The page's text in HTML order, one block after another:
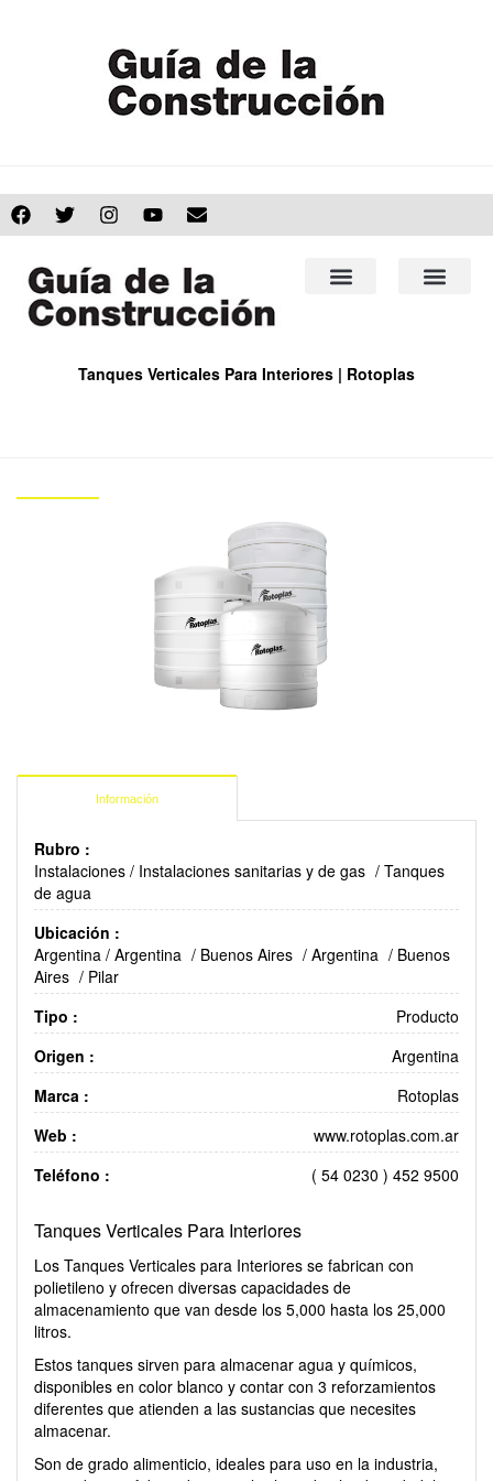
Tanques Verticales Para Interiores | Rotoplas
Información
Rubro :
Instalaciones / Instalaciones sanitarias y de gas / Tanques
de agua
Ubicación :
Argentina / Argentina / Buenos Aires / Argentina / Buenos
Aires / Pilar
Tipo :
Producto
Origen :
Argentina
Marca :
Rotoplas
Web :
www.rotoplas.com.ar
Teléfono :
( 54 0230 ) 452 9500
Tanques Verticales Para Interiores
Los Tanques Verticales para Interiores se fabrican con
polietileno y ofrecen diversas capacidades de
almacenamiento que van desde los 5,000 hasta los 25,000
litros.
Estos tanques sirven para almacenar agua y químicos,
disponibles en color blanco y contar con 3 reforzamientos
diferentes que atienden a las sustancias que necesites
almacenar.
Son de grado alimenticio, ideales para uso en la industria,